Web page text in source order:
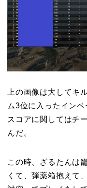
上の画像は大してキ
ム3位に入ったイン
スコアに関してはチ
んだ。
この時、ざるたんは
くて、弾薬箱抱えて